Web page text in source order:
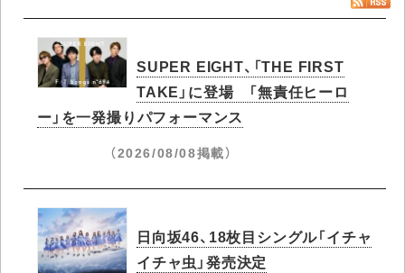
SUPER EIGHT、「THE FIRST
TAKE」に登場 「無責任ヒーロ
ー」を一発撮りパフォーマンス
（2026/08/08掲載）
日向坂46、18枚目シングル「イチャ
イチャ虫」発売決定